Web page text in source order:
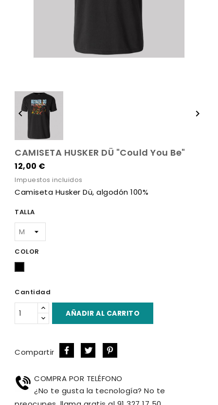
 
CAMISETA HUSKER DÜ "Could You Be"
12,00 €
Impuestos incluidos
Camiseta Husker Dü, algodón 100%
TALLA
COLOR
Cantidad
AÑADIR AL CARRITO
Compartir
COMPRA POR TELÉFONO
¿No te gusta la tecnología? No te